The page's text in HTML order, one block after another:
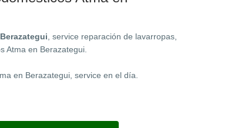
, service reparación de lavarropas,
Atma en Berazategui.
en Berazategui, service en el día.